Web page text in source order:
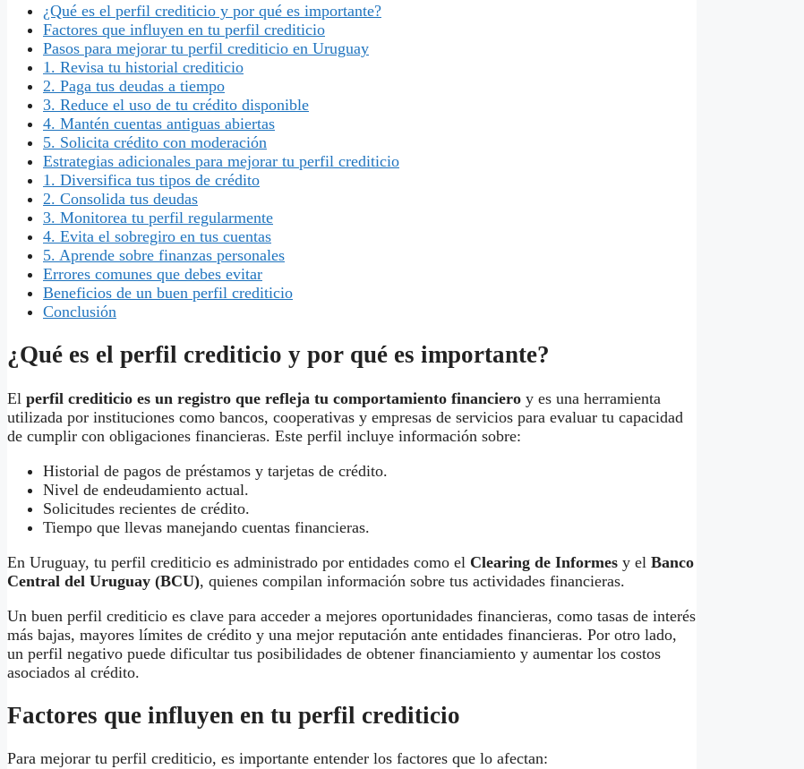
¿Qué es el perfil crediticio y por qué es importante?
Factores que influyen en tu perfil crediticio
Pasos para mejorar tu perfil crediticio en Uruguay
1. Revisa tu historial crediticio
2. Paga tus deudas a tiempo
3. Reduce el uso de tu crédito disponible
4. Mantén cuentas antiguas abiertas
5. Solicita crédito con moderación
Estrategias adicionales para mejorar tu perfil crediticio
1. Diversifica tus tipos de crédito
2. Consolida tus deudas
3. Monitorea tu perfil regularmente
4. Evita el sobregiro en tus cuentas
5. Aprende sobre finanzas personales
Errores comunes que debes evitar
Beneficios de un buen perfil crediticio
Conclusión
¿Qué es el perfil crediticio y por qué es importante?
El perfil crediticio es un registro que refleja tu comportamiento financiero y es una herramienta
utilizada por instituciones como bancos, cooperativas y empresas de servicios para evaluar tu capacidad
de cumplir con obligaciones financieras. Este perfil incluye información sobre:
Historial de pagos de préstamos y tarjetas de crédito.
Nivel de endeudamiento actual.
Solicitudes recientes de crédito.
Tiempo que llevas manejando cuentas financieras.
En Uruguay, tu perfil crediticio es administrado por entidades como el Clearing de Informes y el Banco
Central del Uruguay (BCU), quienes compilan información sobre tus actividades financieras.
Un buen perfil crediticio es clave para acceder a mejores oportunidades financieras, como tasas de interés
más bajas, mayores límites de crédito y una mejor reputación ante entidades financieras. Por otro lado,
un perfil negativo puede dificultar tus posibilidades de obtener financiamiento y aumentar los costos
asociados al crédito.
Factores que influyen en tu perfil crediticio
Para mejorar tu perfil crediticio, es importante entender los factores que lo afectan: